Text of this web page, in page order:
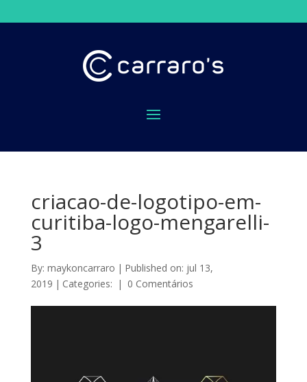
criacao-de-logotipo-em-
curitiba-logo-mengarelli-
3
By: maykoncarraro | Published on: jul 13,
2019 | Categories: | 0 Comentários